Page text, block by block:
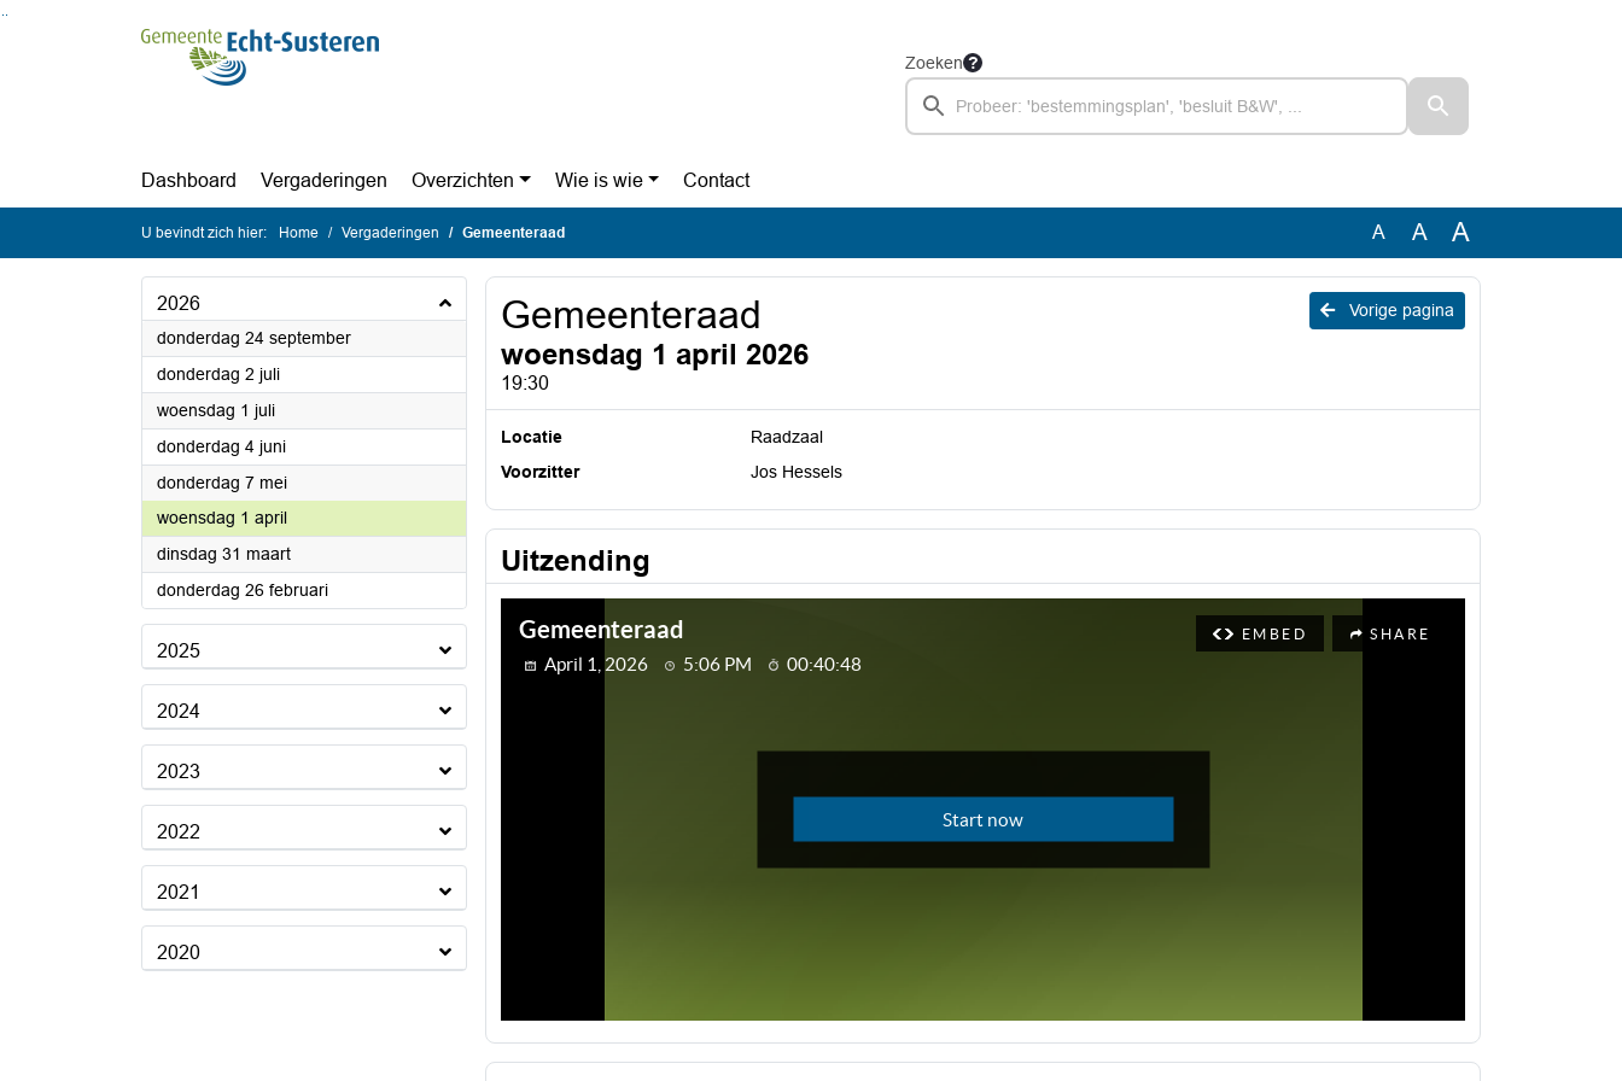
Ga naar de inhoud van deze pagina
Ga naar het zoeken
Ga naar het menu
Zoeken
Dashboard Vergaderingen Overzichten Wie is wie Contact
U bevindt zich hier: Home Vergaderingen Gemeenteraad A A A
2026
donderdag 24 september2026
donderdag 2 juli2026
woensdag 1 juli2026
donderdag 4 juni2026
donderdag 7 mei2026
woensdag 1 april2026
dinsdag 31 maart2026
donderdag 26 februari2026
2025
2024
2023
2022
2021
2020
Vorige pagina
Gemeenteraad
woensdag 1 april 2026
19:30
Locatie
Raadzaal
Voorzitter
Jos Hessels
Uitzending